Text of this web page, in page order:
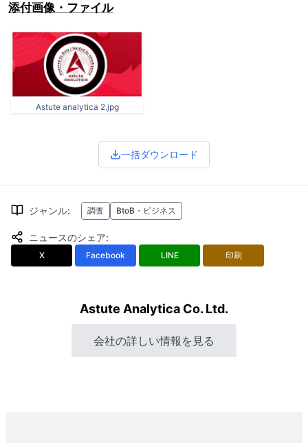
添付画像・ファイル
Astute analytica 2.jpg
一括ダウンロード
ジャンル: 調査 BtoB・ビジネス
ニュースのシェア:
X Facebook LINE 印刷
Astute Analytica Co. Ltd.
会社の詳しい情報を見る